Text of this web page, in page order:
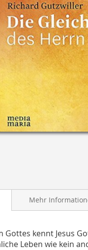
Gottes kennt Jesus
Leben wie kein
Mehr